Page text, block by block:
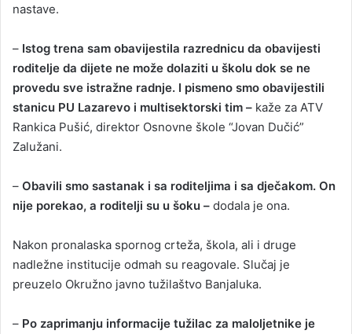
nastave.
– Istog trena sam obavijestila razrednicu da obavijesti
roditelje da dijete ne može dolaziti u školu dok se ne
provedu sve istražne radnje. I pismeno smo obavijestili
stanicu PU Lazarevo i multisektorski tim – kaže za ATV
Rankica Pušić, direktor Osnovne škole “Jovan Dučić”
Zalužani.
– Obavili smo sastanak i sa roditeljima i sa dječakom. On
nije porekao, a roditelji su u šoku – dodala je ona.
Nakon pronalaska spornog crteža, škola, ali i druge
nadležne institucije odmah su reagovale. Slučaj je
preuzelo Okružno javno tužilaštvo Banjaluka.
– Po zaprimanju informacije tužilac za maloljetnike je